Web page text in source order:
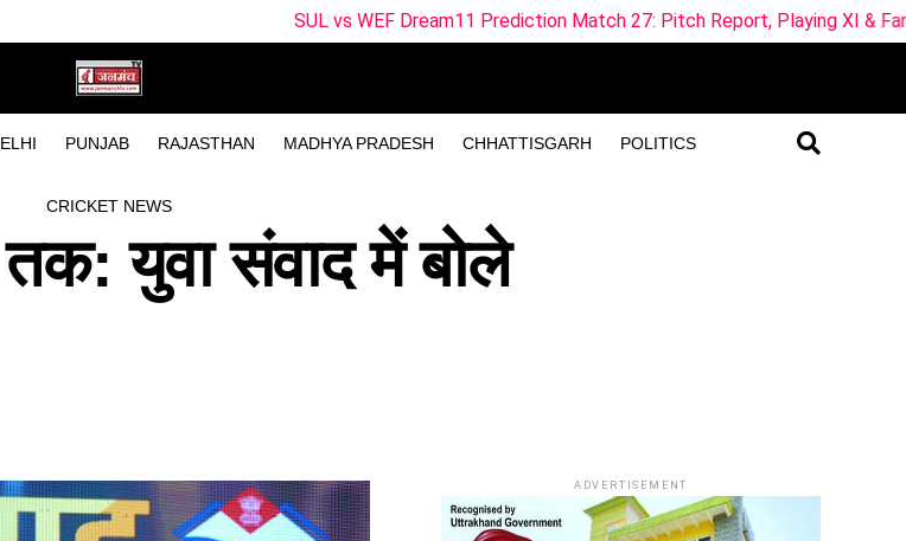
PUNJAB RAJASTHAN MADHYA PRADESH CHHATTISGARH POLITICS
CRICKET NEWS
SUL vs WEF Dream11 Prediction Match 27: Pitch Report, Playing XI & Fantasy Tips SUL-
युवा संवाद में बोले
ADVERTISEMENT